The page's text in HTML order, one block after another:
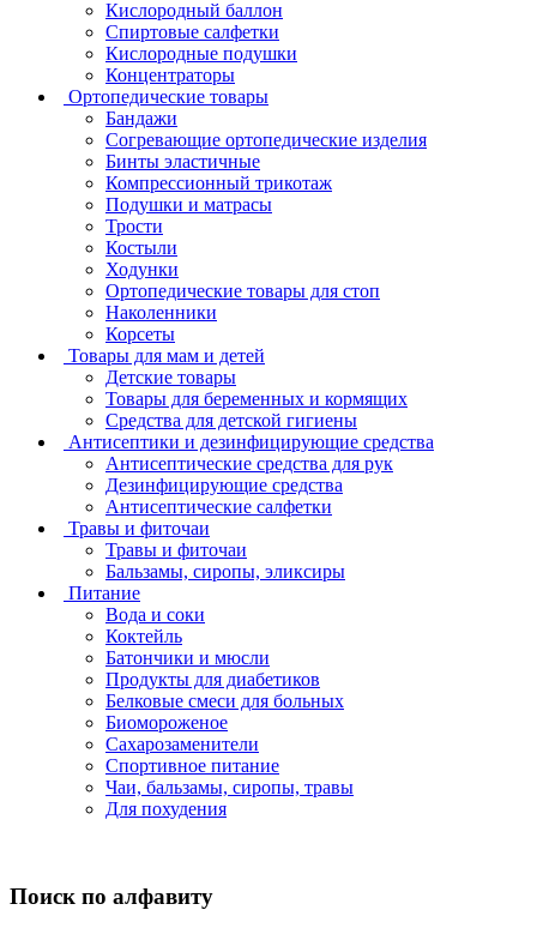
Кислородный баллон
Спиртовые салфетки
Кислородные подушки
Концентраторы
Ортопедические товары
Бандажи
Согревающие ортопедические изделия
Бинты эластичные
Компрессионный трикотаж
Подушки и матрасы
Трости
Костыли
Ходунки
Ортопедические товары для стоп
Наколенники
Корсеты
Товары для мам и детей
Детские товары
Товары для беременных и кормящих
Средства для детской гигиены
Антисептики и дезинфицирующие средства
Антисептические средства для рук
Дезинфицирующие средства
Антисептические салфетки
Травы и фиточаи
Травы и фиточаи
Бальзамы, сиропы, эликсиры
Питание
Вода и соки
Коктейль
Батончики и мюсли
Продукты для диабетиков
Белковые смеси для больных
Биомороженое
Сахарозаменители
Спортивное питание
Чаи, бальзамы, сиропы, травы
Для похудения
Поиск по алфавиту